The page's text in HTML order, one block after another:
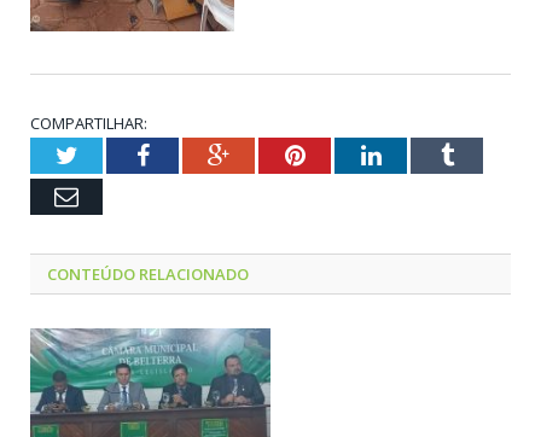
COMPARTILHAR:
TwitterFacebookGoogle+PinterestLinkedInTumblr
Email
CONTEÚDO RELACIONADO